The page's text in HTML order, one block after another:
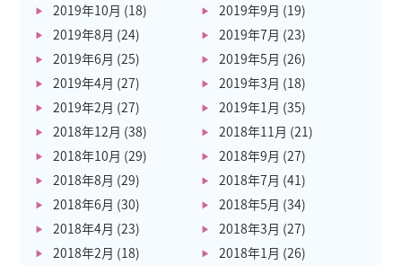
2019年10月 (18) 2019年9月 (19)
2019年8月 (24) 2019年7月 (23)
2019年6月 (25) 2019年5月 (26)
2019年4月 (27) 2019年3月 (18)
2019年2月 (27) 2019年1月 (35)
2018年12月 (38) 2018年11月 (21)
2018年10月 (29) 2018年9月 (27)
2018年8月 (29) 2018年7月 (41)
2018年6月 (30) 2018年5月 (34)
2018年4月 (23) 2018年3月 (27)
2018年2月 (18) 2018年1月 (26)